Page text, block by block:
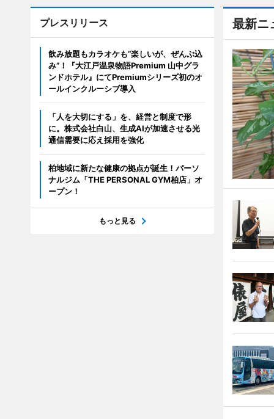
最新ニ
プレスリリース
飲み放題もカラオケも“楽しいが、ぜんぶ込
み”！『大江戸温泉物語Premium 山中グラ
ンドホテル』にてPremiumシリーズ初のオ
ールインクルーシブ導入
「人を大切にする」を、経営と制度で形
に。株式会社白山、生成AIが加速させる光
通信需要に応え採用を強化
柏地域に新たな健康の拠点が誕生！パーソ
ナルジム「THE PERSONAL GYM柏店」オ
ープン！
もっと見る